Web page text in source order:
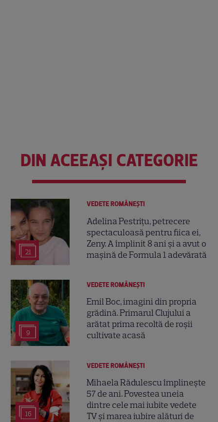
DIN ACEEAȘI CATEGORIE
21
VEDETE ROMÂNEŞTI
Adelina Pestrițu, petrecere
spectaculoasă pentru fiica ei,
Zeny. A împlinit 8 ani și a avut o
mașină de Formula 1 adevărată
9
VEDETE ROMÂNEŞTI
Emil Boc, imagini din propria
grădină. Primarul Clujului a
arătat prima recoltă de roșii
cultivate acasă
16
VEDETE ROMÂNEŞTI
Mihaela Rădulescu împlinește
57 de ani. Povestea uneia
dintre cele mai iubite vedete
TV și marea iubire alături de